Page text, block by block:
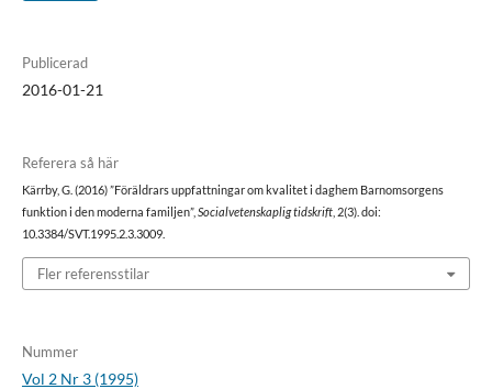
Publicerad
2016-01-21
Referera så här
Kärrby, G. (2016) ”Föräldrars uppfattningar om kvalitet i daghem Barnomsorgens
funktion i den moderna familjen”, Socialvetenskaplig tidskrift, 2(3). doi:
10.3384/SVT.1995.2.3.3009.
Fler referensstilar
Nummer
Vol 2 Nr 3 (1995)